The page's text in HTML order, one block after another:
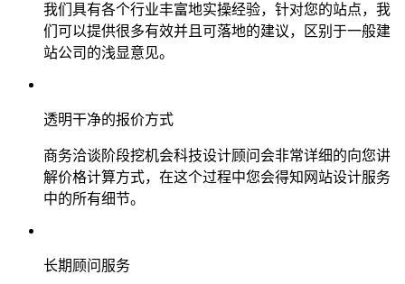
我们具有各个行业丰富地实操经验，针对您的站点，我
们可以提供很多有效并且可落地的建议，区别于一般建
站公司的浅显意见。
透明干净的报价方式
商务洽谈阶段挖机会科技设计顾问会非常详细的向您讲
解价格计算方式，在这个过程中您会得知网站设计服务
中的所有细节。
长期顾问服务